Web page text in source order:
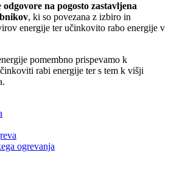
odgovore na pogosto zastavljena
, ki so povezana z izbiro in
energije ter učinkovito rabo energije v
pomembno prispevamo k
rabi energije ter s tem k višji
ogrevanja